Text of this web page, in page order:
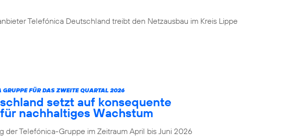
Telefónica Deutschland treibt den Netzausbau im Kreis Lippe
GRUPPE FÜR DAS ZWEITE QUARTAL 2026
setzt auf konsequente
nachhaltiges Wachstum
der Telefónica-Gruppe im Zeitraum April bis Juni 2026